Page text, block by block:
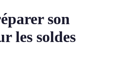
son
les soldes